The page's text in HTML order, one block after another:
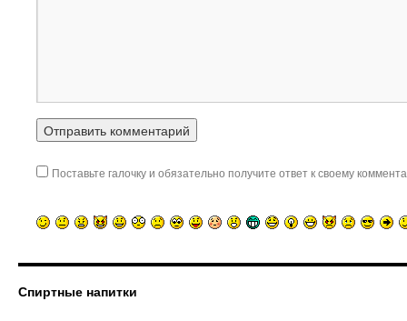
Поставьте галочку и обязательно получите ответ к своему
Спиртные напитки